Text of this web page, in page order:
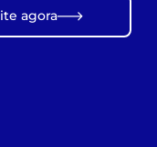
agora